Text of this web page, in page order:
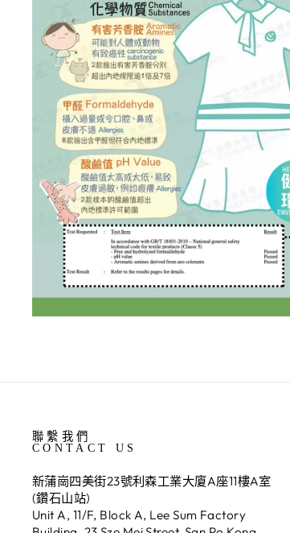
聯繫我們
CONTACT US
新蒲崗四美街23號利森工業大廈A座11樓A室
(鑽石山站)
Unit A, 11/F, Block A, Lee Sum Factory